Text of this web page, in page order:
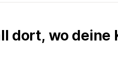
dort, wo deine